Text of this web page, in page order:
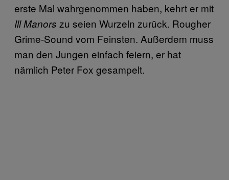
erste Mal wahrgenommen haben, kehrt er mit
Ill Manors zu seien Wurzeln zurück. Rougher
Grime-Sound vom Feinsten. Außerdem muss
man den Jungen einfach feiern, er hat
nämlich Peter Fox gesampelt.